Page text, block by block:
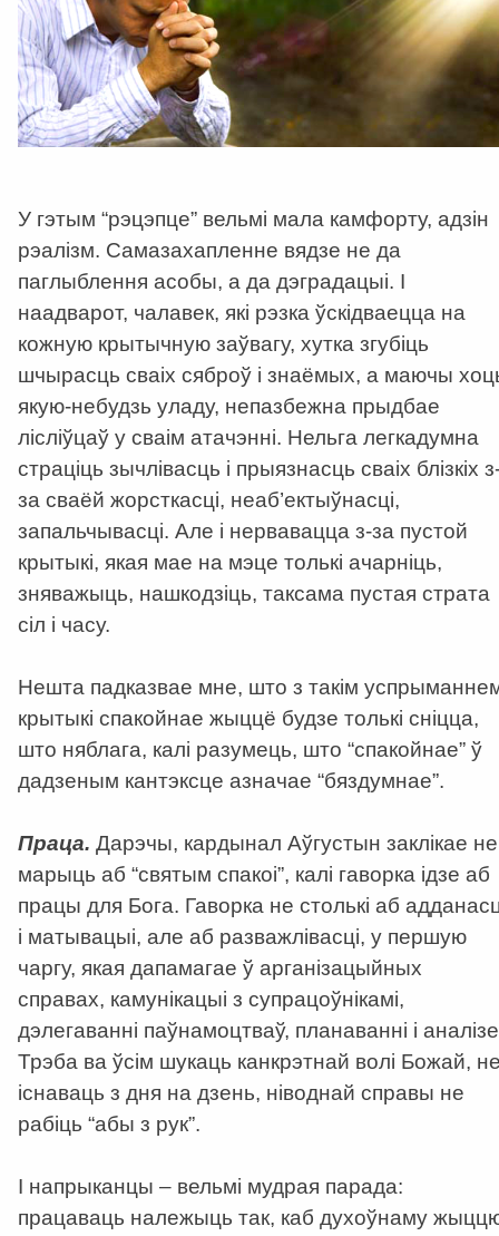
У гэтым “рэцэпце” вельмі мала камфорту, адзін
рэалізм. Самазахапленне вядзе не да
паглыблення асобы, а да дэградацыі. І
наадварот, чалавек, які рэзка ўскідваецца на
кожную крытычную заўвагу, хутка згубіць
шчырасць сваіх сяброў і знаёмых, а маючы
якую-небудзь уладу, непазбежна прыдбае
лісліўцаў у сваім атачэнні. Нельга легкадумна
страціць зычлівасць і прыязнасць сваіх блізкіх
за сваёй жорсткасці, неаб’ектыўнасці,
запальчывасці. Але і нервавацца з-за пустой
крытыкі, якая мае на мэце толькі ачарніць,
зняважыць, нашкодзіць, таксама пустая страта
сіл і часу.
Нешта падказвае мне, што з такім
крытыкі спакойнае жыццё будзе толькі сніцца,
што няблага, калі разумець, што “спакойнае” ў
дадзеным кантэксце азначае “бяздумнае”.
Праца. Дарэчы, кардынал Аўгустын заклікае не
марыць аб “святым спакоі”, калі гаворка ідзе аб
працы для Бога. Гаворка не столькі аб
і матывацыі, але аб разважлівасці, у першую
чаргу, якая дапамагае ў арганізацыйных
справах, камунікацыі з супрацоўнікамі,
дэлегаванні паўнамоцтваў, планаванні і
Трэба ва ўсім шукаць канкрэтнай волі Божай,
існаваць з дня на дзень, ніводнай справы не
рабіць “абы з рук”.
І напрыканцы – вельмі мудрая парада:
працаваць належыць так, каб духоўнаму